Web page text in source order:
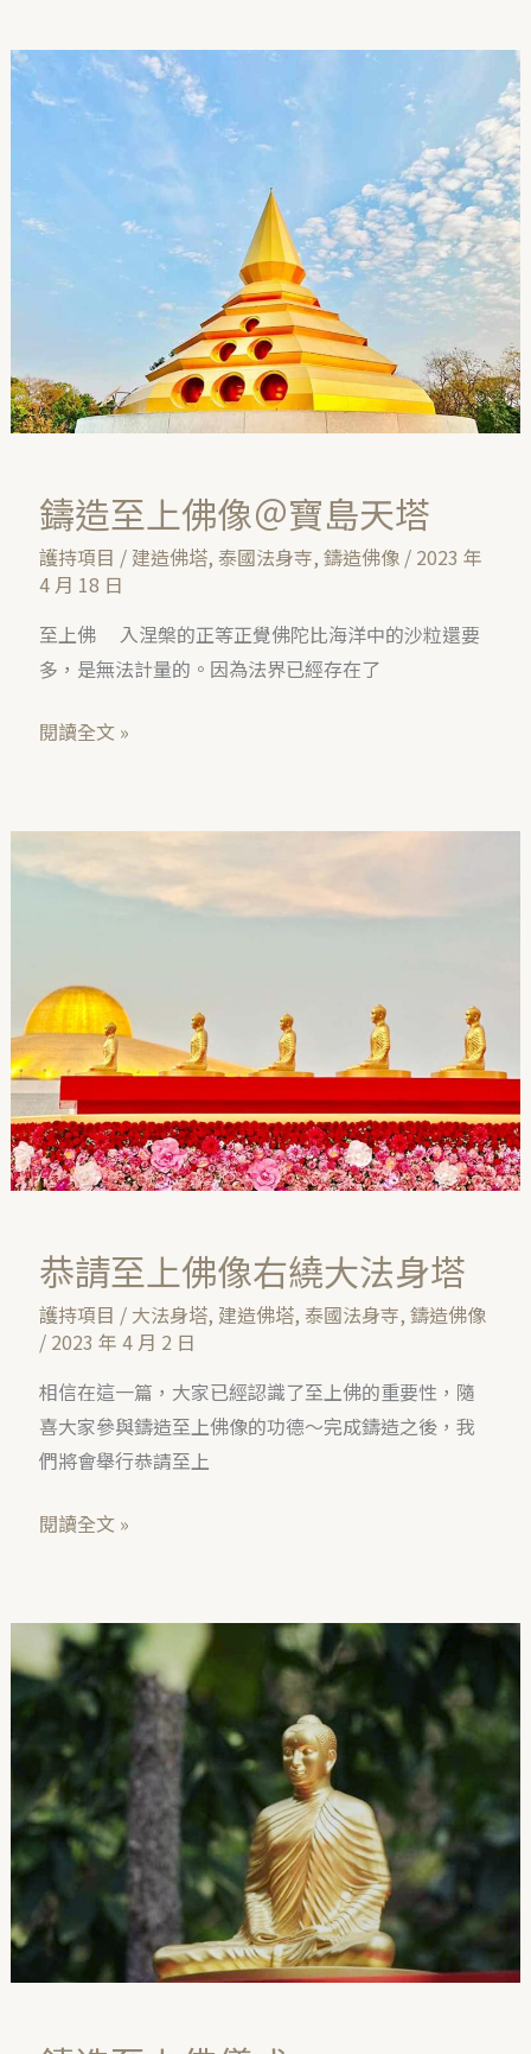
鑄造至上佛像＠寶島天塔
護持項目 / 建造佛塔, 泰國法身寺, 鑄造佛像/ 2023 年
4 月 18 日
至上佛 入涅槃的正等正覺佛陀比海洋中的沙粒還要
多，是無法計量的。因為法界已經存在了
造
像
天
塔
閱讀全文 »
恭請至上佛像右繞大法身塔
護持項目 / 大法身塔, 建造佛塔, 泰國法身寺, 鑄造佛像
/ 2023 年 4 月 2 日
相信在這一篇，大家已經認識了至上佛的重要性，隨
喜大家參與鑄造至上佛像的功德～完成鑄造之後，我
們將會舉行恭請至上
請
佛
像
右
繞
大
法
身
閱讀全文 »
造
至
佛
儀
式